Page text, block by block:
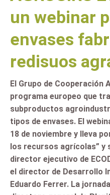
un webinar
envases
redisuos
El Grupo de Cooperación
programa europeo que
subproductos
tipos de envases. El
18 de noviembre y lleva
los recursos agrícolas” y
director ejecutivo de
el director de Desarrollo
Eduardo Ferrer. La